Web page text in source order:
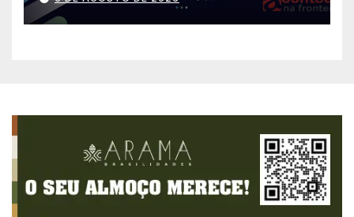
países